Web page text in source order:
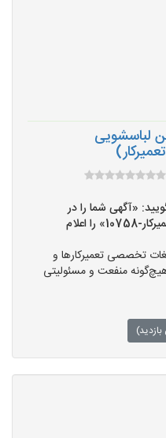
لباسشویی
«آگهی شما را در
سایت نت تعمیر دیده ام و کد «تعمیرکار-10758» را اعلام
تخصصی تعمیرکارها و
منفعت و مسئولیتی